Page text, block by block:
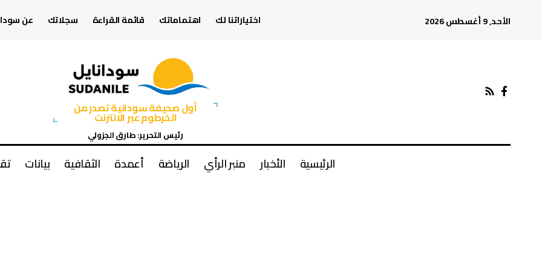
الأحد, 9 أغسطس 2026 اختياراتنا لك اهتماماتك قائمة القراءة سجلاتك عن
أول صحيفة سودانية تصدر من
الخرطوم عبر الانترنت
رئيس التحرير: طارق الجزولي
الرئيسية الأخبار منبر الرأي الرياضة أعمدة الثقافية بيانات